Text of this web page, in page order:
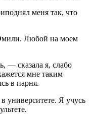
меня так, что
Любой на моем
— сказала я, слабо
мне таким
в парня.
университете. Я учусь